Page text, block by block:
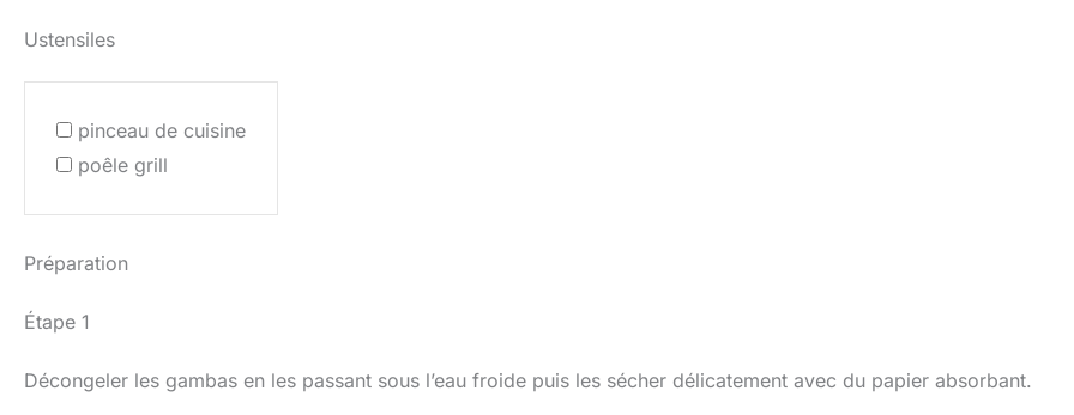
Ustensiles
pinceau de cuisine
poêle grill
Préparation
Étape 1
Décongeler les gambas en les passant sous l’eau froide puis les sécher délicatement avec du papier absorbant.